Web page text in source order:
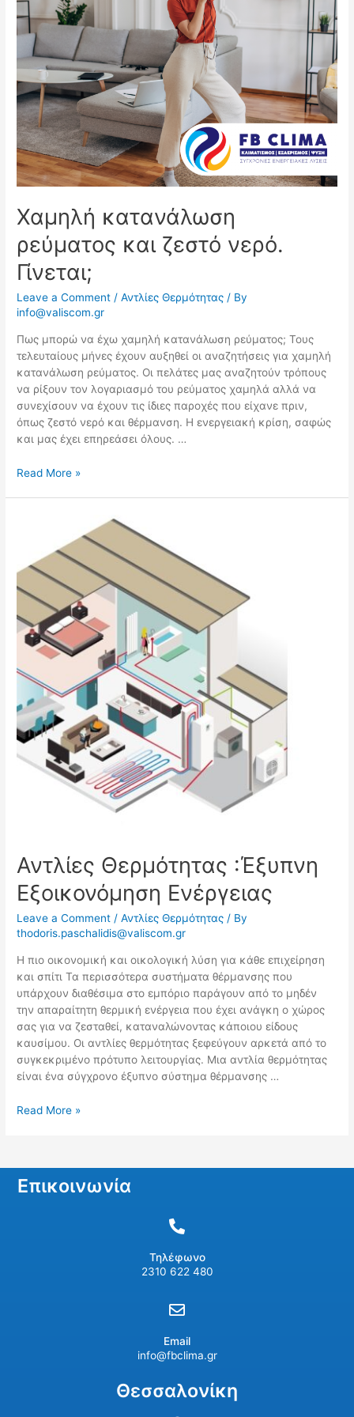
Χαμηλή κατανάλωση
ρεύματος και ζεστό νερό.
Γίνεται;
Leave a Comment /Αντλίες Θερμότητας / By
info@valiscom.gr
Πως μπορώ να έχω χαμηλή κατανάλωση ρεύματος; Τους
τελευταίους μήνες έχουν αυξηθεί οι αναζητήσεις για χαμηλή
κατανάλωση ρεύματος. Οι πελάτες μας αναζητούν τρόπους
να ρίξουν τον λογαριασμό του ρεύματος χαμηλά αλλά να
συνεχίσουν να έχουν τις ίδιες παροχές που είχανε πριν,
όπως ζεστό νερό και θέρμανση. Η ενεργειακή κρίση, σαφώς
και μας έχει επηρεάσει όλους. …
Read More »
Αντλίες Θερμότητας :Έξυπνη
Εξοικονόμηση Ενέργειας
Leave a Comment /Αντλίες Θερμότητας / By
thodoris.paschalidis@valiscom.gr
Η πιο οικονομική και οικολογική λύση για κάθε επιχείρηση
και σπίτι Τα περισσότερα συστήματα θέρμανσης που
υπάρχουν διαθέσιμα στο εμπόριο παράγουν από το μηδέν
την απαραίτητη θερμική ενέργεια που έχει ανάγκη ο χώρος
σας για να ζεσταθεί, καταναλώνοντας κάποιου είδους
καυσίμου. Οι αντλίες θερμότητας ξεφεύγουν αρκετά από το
συγκεκριμένο πρότυπο λειτουργίας. Μια αντλία θερμότητας
είναι ένα σύγχρονο έξυπνο σύστημα θέρμανσης …
Θερμότητας
:Έξυπνη
Εξοικονόμηση
Ενέργειας
Read More »
Επικοινωνία
Τηλέφωνο
2310 622 480
Email
info@fbclima.gr
Θεσσαλονίκη